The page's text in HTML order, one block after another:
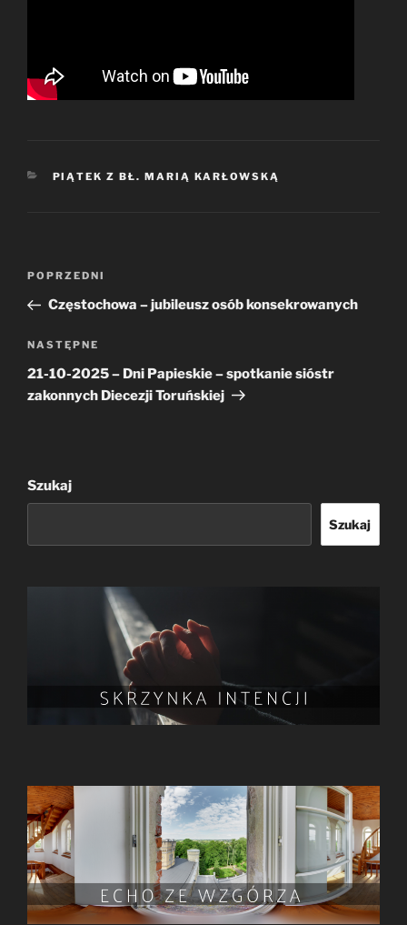
KATEGORIE
PIĄTEK Z BŁ. MARIĄ KARŁOWSKĄ
Nawigacja
wpisu
Poprzedni
wpis
POPRZEDNI
Częstochowa – jubileusz osób konsekrowanych
Następny
wpis
NASTĘPNE
21-10-2025 – Dni Papieskie – spotkanie sióstr
zakonnych Diecezji Toruńskiej
Szukaj
Szukaj